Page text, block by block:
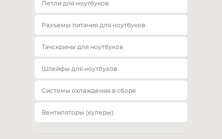
Петли для ноутбуков
Разъемы питания для ноутбуков
Тачскрины для ноутбуков
Шлейфы для ноутбуков
Системы охлаждения в сборе
Вентиляторы (кулеры)